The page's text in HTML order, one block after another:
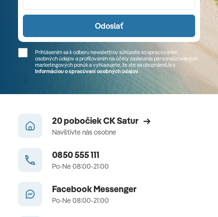
Odoslať
Prihlásením sa k odberu newslettrov súhlasíte so spracúvaním
osobných údajov a profilovaním na účely zasielania personalizovaných
marketingových ponúk a vyhlasujete, že ste sa oboznámil/a s
Informáciou o spracúvaní osobných údajov.
20 pobočiek CK Satur
Navštívte nás osobne
0850 555 111
Po-Ne 08:00-21:00
Facebook Messenger
Po-Ne 08:00-21:00